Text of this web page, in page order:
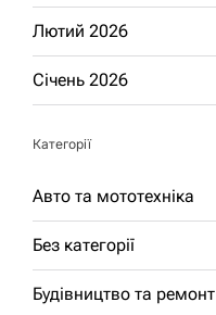
Лютий 2026
Січень 2026
Категорії
Авто та мототехніка
Без категорії
Будівництво та ремонт